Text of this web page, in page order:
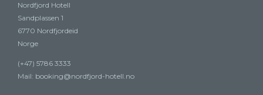
Nordfjord Hotell
Sandplassen 1
6770 Nordfjordeid
Norge
(+47) 5786 3333
Mail: booking@nordfjord-hotell.no